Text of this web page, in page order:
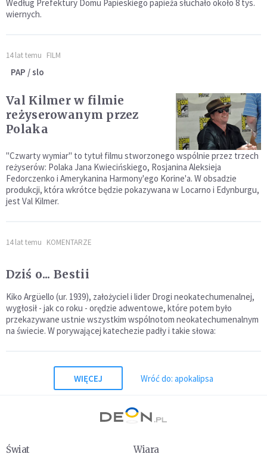
Według Prefektury Domu Papieskiego papieża słuchało około 8 tys.
wiernych.
14 lat temu FILM
PAP / slo
Val Kilmer w filmie
reżyserowanym przez
Polaka
"Czwarty wymiar" to tytuł filmu stworzonego wspólnie przez trzech
reżyserów: Polaka Jana Kwiecińskiego, Rosjanina Aleksieja
Fedorczenko i Amerykanina Harmony'ego Korine'a. W obsadzie
produkcji, która wkrótce będzie pokazywana w Locarno i Edynburgu,
jest Val Kilmer.
14 lat temu KOMENTARZE
Dziś o... Bestii
Kiko Argüello (ur. 1939), założyciel i lider Drogi neokatechumenalnej,
wygłosił - jak co roku - orędzie adwentowe, które potem było
przekazywane ustnie wszystkim wspólnotom neokatechumenalnym
na świecie. W porywającej katechezie padły i takie słowa:
WIĘCEJ Wróć do: apokalipsa
Świat
Wiara